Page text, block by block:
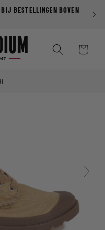
BESTELLINGEN BOVEN